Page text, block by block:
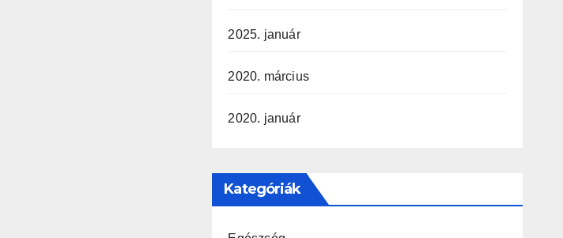
2025. január
2020. március
2020. január
Kategóriák